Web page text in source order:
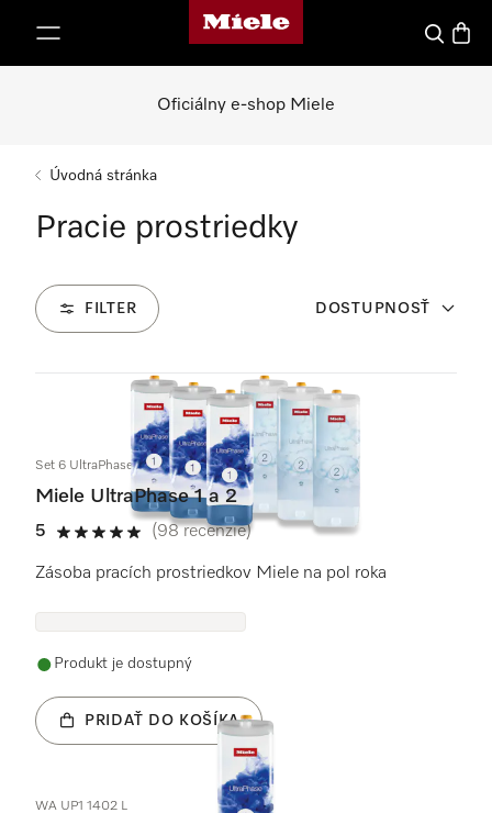
Domovská stránka spoločnosti Miele
Hľadať
Oficiálny e-shop Miele
Úvodná stránka
Pracie prostriedky
FILTER DOSTUPNOSŤ
21 Produkty
Set 6 UltraPhase
Miele UltraPhase 1 a 2
5
5 / 5
(98 recenzie)
Zásoba pracích prostriedkov Miele na pol roka
Produkt je dostupný
PRIDAŤ DO KOŠÍKA
WA UP1 1402 L